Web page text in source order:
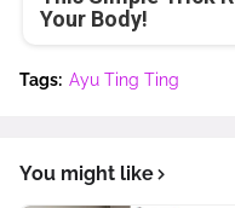
Your Body!
Tags: Ayu Ting Ting
You might like